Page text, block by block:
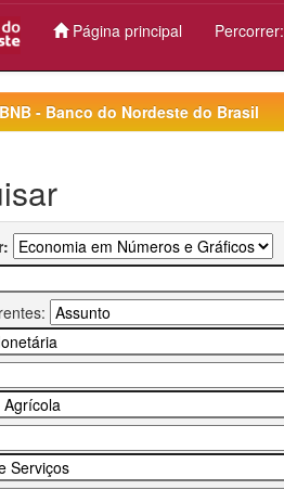
Página principal Percorrer:
- Banco do Nordeste do Brasil